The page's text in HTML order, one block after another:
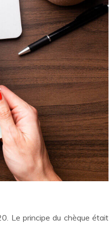
Le principe du chèque était